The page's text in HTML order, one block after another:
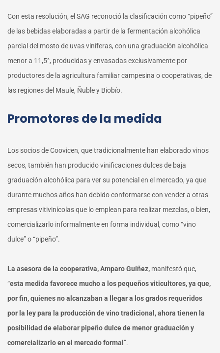
Con esta resolución, el SAG reconoció la clasificación como “pipeño”
de las bebidas elaboradas a partir de la fermentación alcohólica
parcial del mosto de uvas viníferas, con una graduación alcohólica
menor a 11,5°, producidas y envasadas exclusivamente por
productores de la agricultura familiar campesina o cooperativas, de
las regiones del Maule, Ñuble y Biobío.
Promotores de la medida
Los socios de Coovicen, que tradicionalmente han elaborado vinos
secos, también han producido vinificaciones dulces de baja
graduación alcohólica para ver su potencial en el mercado, ya que
durante muchos años han debido conformarse con vender a otras
empresas vitivinícolas que lo emplean para realizar mezclas, o bien,
comercializarlo informalmente en forma individual, como “vino
dulce” o “pipeño”.
La asesora de la cooperativa, Amparo Guíñez, manifestó que,
“esta medida favorece mucho a los pequeños viticultores, ya que,
por fin, quienes no alcanzaban a llegar a los grados requeridos
por la ley para la producción de vino tradicional, ahora tienen la
posibilidad de elaborar pipeño dulce de menor graduación y
comercializarlo en el mercado formal ”.